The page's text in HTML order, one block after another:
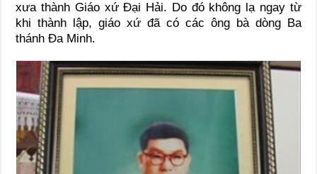
xưa thành Giáo xứ Đại Hải. Do đó không lạ ngay từ
khi thành lập, giáo xứ đã có các ông bà dòng Ba
thánh Đa Minh.